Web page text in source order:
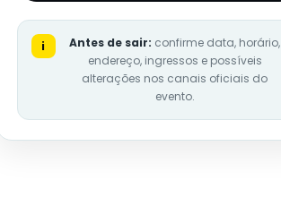
i Antes de sair: confirme data, horário,
endereço, ingressos e possíveis
alterações nos canais oficiais do
evento.